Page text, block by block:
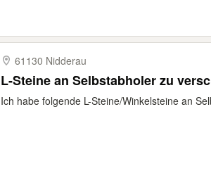
61130 Nidderau
L-Steine an Selbstabholer zu
Ich habe folgende L-Steine/Winkelsteine an